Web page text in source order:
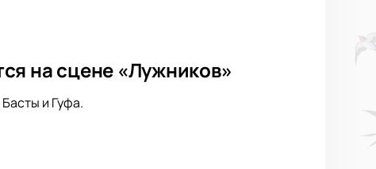
на сцене «Лужников»
и Гуфа.